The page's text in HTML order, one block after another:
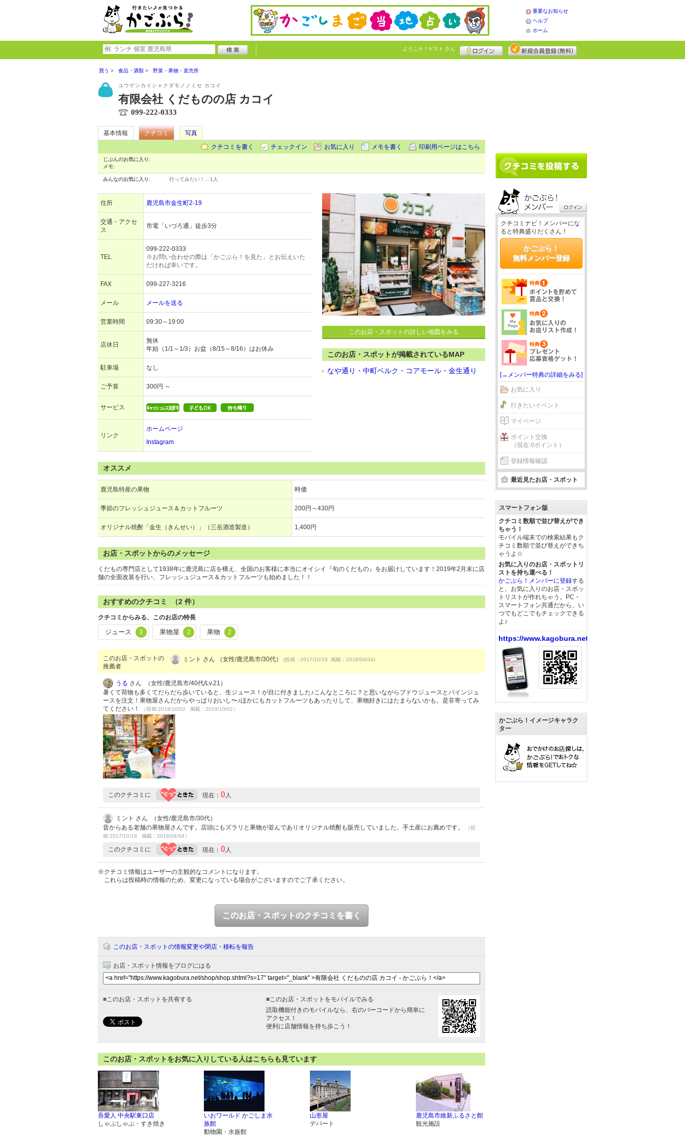
重要なお知らせ
ヘルプ
ホーム
ようこそ！ ゲスト さん
買う 食品・酒類 野菜・果物・直売所
ユウゲンカイシャクダモノノミセ カコイ
有限会社 くだものの店 カコイ
099-222-0333
基本情報 クチコミ
写真
クチコミを書く
チェックイン お気に入り メモを書く 印刷用ページはこちら
じぶんのお気に入り:
メモ:
みんなのお気に入り: 行ってみたい！… 1人
住所 鹿児島市金生町2-19
交通・アクセ
ス
市電「いづろ通」徒歩3分
TEL
099-222-0333
※お問い合わせの際は「かごぶら！を見た」とお伝えいた
だければ幸いです。
FAX 099-227-3216
メール メールを送る
営業時間 09:30～19:00
店休日
無休
年始（1/1～1/3）お盆（8/15～8/16）はお休み
駐車場 なし
ご予算 300円 ～
サービス
リンク
ホームページ
Instagram
このお店・スポットの詳しい地図をみる
このお店・スポットが掲載されているMAP
なや通り・中町ベルク・コアモール・金生通り
オススメ
鹿児島特産の果物 時価
季節のフレッシュジュース＆カットフルーツ 200円～430円
オリジナル焼酎「金生（きんせい）」（三岳酒造製造） 1,400円
お店・スポットからのメッセージ
くだもの専門店として1938年に鹿児島に店を構え、全国のお客様に本当にオイシイ『旬のくだもの』をお届けしています！2019年2月末に店
舗の全面改装を行い、フレッシュジュース＆カットフルーツも始めました！！
おすすめのクチコミ （2 件）
クチコミからみる、このお店の特長
ジュース 3 果物屋 2 果物 2
このお店・スポットの
推薦者
ミント さん （女性/鹿児島市/30代） (投稿：2017/10/19 掲載：2018/04/04)
うる さん （女性/鹿児島市/40代/Lv.21）
暑くて荷物も多くてだらだら歩いていると、生ジュース！が目に付きました♪こんなところに？と思いながらブドウジュースとパインジュ
ースを注文！果物屋さんだからやっぱりおいし〜♪ほかにもカットフルーツもあったりして、果物好きにはたまらないかも。是非寄ってみ
てください！
（投稿:2019/10/02 掲載：2019/10/02）
このクチコミに 現在： 0 人
ミント さん （女性/鹿児島市/30代）
昔からある老舗の果物屋さんです。店頭にもズラリと果物が並んでありオリジナル焼酎も販売していました。手土産にお薦めです。
（投
稿:2017/10/19 掲載：2018/04/04）
このクチコミに 現在： 0 人
※クチコミ情報はユーザーの主観的なコメントになります。
これらは投稿時の情報のため、変更になっている場合がございますのでご了承ください。
このお店・スポットのクチコミを書く
このお店・スポットの情報変更や閉店・移転を報告
お店・スポット情報をブログにはる
■ このお店・スポットを共有する ■ このお店・スポットをモバイルでみる
読取機能付きのモバイルなら、右のバーコードから簡単に
アクセス！
便利に店舗情報を持ち歩こう！
このお店・スポットをお気に入りしている人はこちらも見ています
吾愛人 中央駅東口店
しゃぶしゃぶ・すき焼き
いおワールド かごしま水
族館
動物園・水族館
山形屋
デパート
鹿児島市維新ふるさと館
観光施設
クチコミナビ！メンバーにな
ると特典盛りだくさん！
かごぶら！
無料メンバー登録
[→メンバー特典の詳細をみる]
お気に入り
行きたいイベント
マイページ
ポイント交換
（現在 0ポイント）
登録情報確認
最近見たお店・スポット
スマートフォン版
クチコミ数順で並び替えができ
ちゃう！
モバイル端末での検索結果もク
チコミ数順で並び替えができち
ゃうよ☆
お気に入りのお店・スポットリ
ストを持ち運べる！
かごぶら！メンバーに登録する
と、お気に入りのお店・スポッ
トリストが作れちゃう。PC・
スマートフォン共通だから、い
つでもどこでもチェックできる
よ♪
https://www.kagobura.net/
かごぶら！イメージキャラク
ター